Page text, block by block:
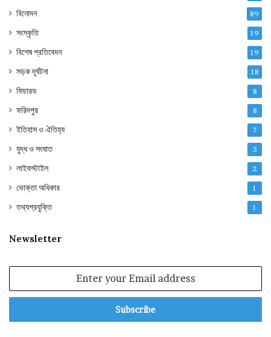
বিনোদন 89
সংস্কৃতি 19
বিশেষ প্রতিবেদন 19
সড়ক দূর্ঘটনা 18
ফিচারড 8
ফরিদপুর 8
ইতিহাস ও ঐতিহ্য 7
যুদ্ধ ও সংঘাত 3
লাইফস্টাইল 2
ভোক্তা অধিকার 1
তথ্যপ্রযুক্তি 1
Newsletter
Email